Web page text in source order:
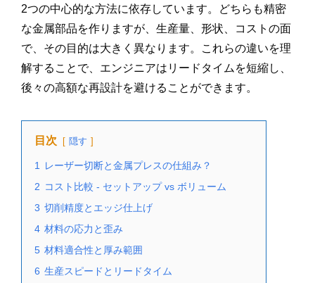
2つの中心的な方法に依存しています。どちらも精密
な金属部品を作りますが、生産量、形状、コストの面
で、その目的は大きく異なります。これらの違いを理
解することで、エンジニアはリードタイムを短縮し、
後々の高額な再設計を避けることができます。
目次 隠す
1
レーザー切断と金属プレスの仕組み？
2 コスト比較 - セットアップ vs ボリューム
3 切削精度とエッジ仕上げ
4 材料の応力と歪み
5 材料適合性と厚み範囲
6 生産スピードとリードタイム